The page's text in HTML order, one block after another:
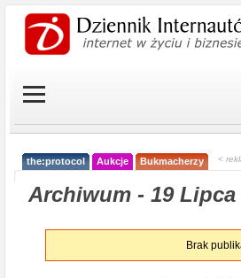
the:protocol Aukcje Bukmacherzy <
Archiwum - 19 Lipca
Brak